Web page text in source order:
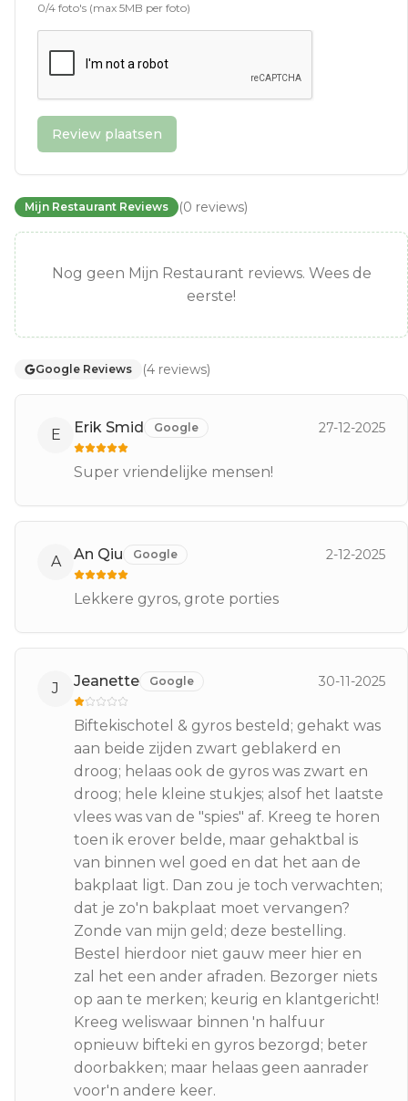
0/4 foto's (max 5MB per foto)
Review plaatsen
Mijn Restaurant Reviews (0 reviews)
Nog geen Mijn Restaurant reviews. Wees de
eerste!
Google Reviews (4 reviews)
E Erik Smid Google 27-12-2025
Super vriendelijke mensen!
A An Qiu Google 2-12-2025
Lekkere gyros, grote porties
J Jeanette Google 30-11-2025
Biftekischotel & gyros besteld; gehakt was
aan beide zijden zwart geblakerd en
droog; helaas ook de gyros was zwart en
droog; hele kleine stukjes; alsof het laatste
vlees was van de "spies" af. Kreeg te horen
toen ik erover belde, maar gehaktbal is
van binnen wel goed en dat het aan de
bakplaat ligt. Dan zou je toch verwachten;
dat je zo'n bakplaat moet vervangen?
Zonde van mijn geld; deze bestelling.
Bestel hierdoor niet gauw meer hier en
zal het een ander afraden. Bezorger niets
op aan te merken; keurig en klantgericht!
Kreeg weliswaar binnen 'n halfuur
opnieuw bifteki en gyros bezorgd; beter
doorbakken; maar helaas geen aanrader
voor'n andere keer.